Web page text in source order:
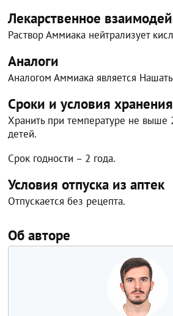
Лекарственное
Раствор Аммиака нейтрализует
Аналоги
Аналогом Аммиака является
Сроки и условия хранения
Хранить при температуре не выше
детей.
Срок годности – 2 года.
Условия отпуска из аптек
Отпускается без рецепта.
Об авторе